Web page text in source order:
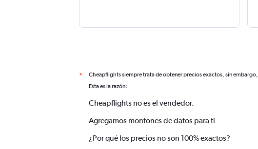
* Cheapflights siempre trata de obtener precios exactos, sin embargo,
Esta es la razón:
Cheapflights no es el vendedor.
Agregamos montones de datos para ti
¿Por qué los precios no son 100% exactos?